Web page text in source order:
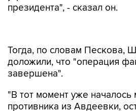
президента", - сказал он.
Тогда, по словам Пескова,
доложили, что "операция
завершена".
"В тот момент уже началось
противника из Авдеевки,